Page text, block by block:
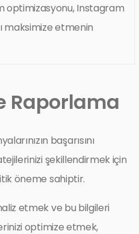
optimizasyonu, Instagram
maksimize etmenin
Raporlama
başarısını
şekillendirmek için
öneme sahiptir.
etmek ve bu bilgileri
optimize etmek,